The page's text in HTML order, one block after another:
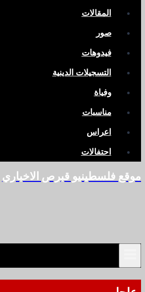
المقالات
صور
فيدوهات
التسجيلات الدينية
وفياة
مناسبات
اعراس
احتفالات
موقع فلسطينيو قبرص الاخباري